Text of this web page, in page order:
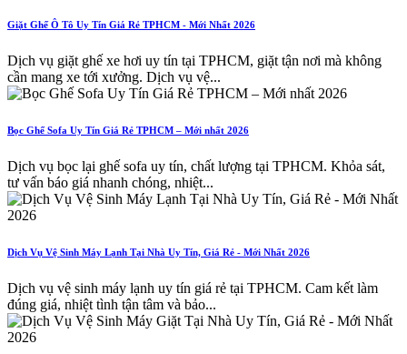
Giặt Ghế Ô Tô Uy Tín Giá Rẻ TPHCM - Mới Nhất 2026
Dịch vụ giặt ghế xe hơi uy tín tại TPHCM, giặt tận nơi mà không
cần mang xe tới xưởng. Dịch vụ vệ...
Bọc Ghế Sofa Uy Tín Giá Rẻ TPHCM – Mới nhất 2026
Dịch vụ bọc lại ghế sofa uy tín, chất lượng tại TPHCM. Khỏa sát,
tư vấn báo giá nhanh chóng, nhiệt...
Dịch Vụ Vệ Sinh Máy Lạnh Tại Nhà Uy Tín, Giá Rẻ - Mới Nhất 2026
Dịch vụ vệ sinh máy lạnh uy tín giá rẻ tại TPHCM. Cam kết làm
đúng giá, nhiệt tình tận tâm và bảo...